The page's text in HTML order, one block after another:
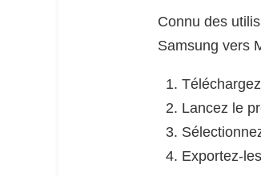
Connu des
Samsung vers
Lancez le
Exportez-